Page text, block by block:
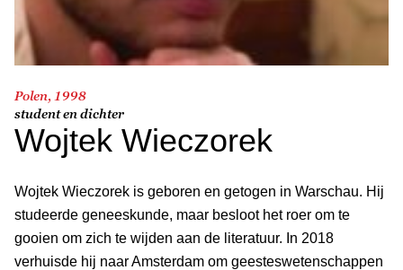
Polen, 1998
student en dichter
Wojtek Wieczorek
Wojtek Wieczorek is geboren en getogen in Warschau. Hij
studeerde geneeskunde, maar besloot het roer om te
gooien om zich te wijden aan de litera­tuur. In 2018
verhuisde hij naar Amsterdam om geestes­wetenschappen